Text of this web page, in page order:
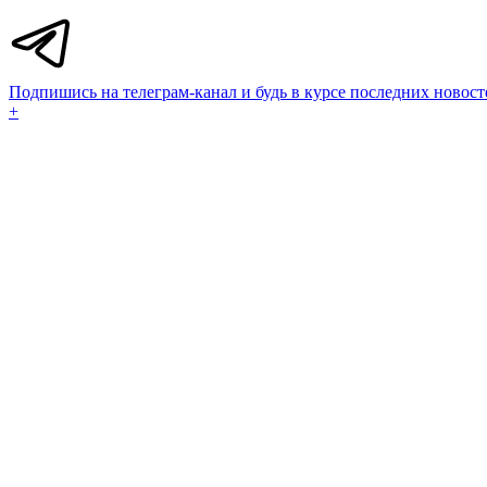
Подпишись на телеграм-канал и будь в курсе последних
+